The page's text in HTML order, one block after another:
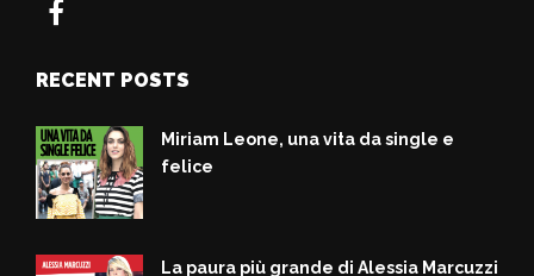
RECENT POSTS
Miriam Leone, una vita da single e
felice
La paura più grande di Alessia Marcuzzi